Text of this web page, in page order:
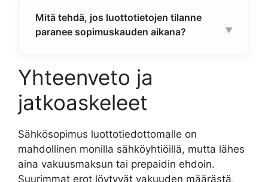
Mitä tehdä, jos luottotietojen tilanne
paranee sopimuskauden aikana?
Yhteenveto ja
jatkoaskeleet
Sähkösopimus luottotiedottomalle on
mahdollinen monilla sähköyhtiöillä, mutta lähes
aina vakuusmaksun tai prepaidin ehdoin.
Suurimmat erot löytyvät vakuuden määrästä,